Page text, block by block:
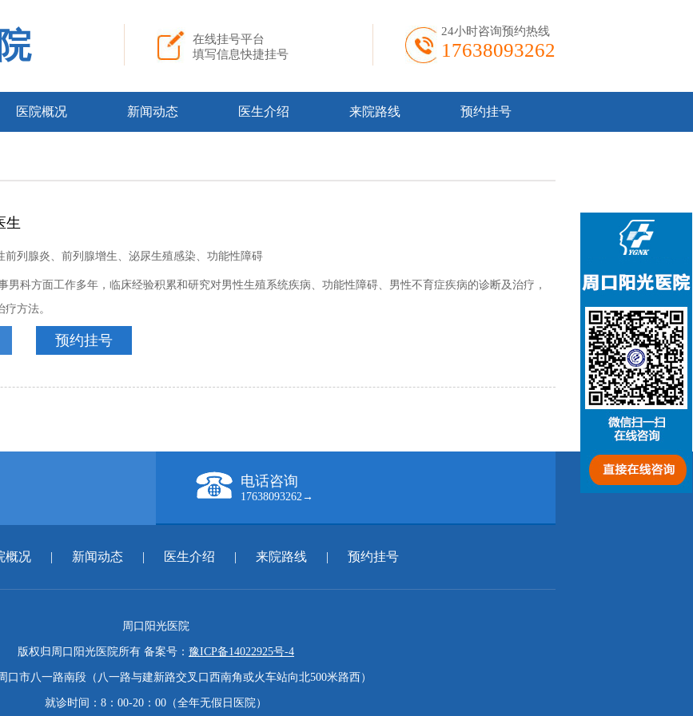
在线挂号平台
填写信息快捷挂号
24小时咨询预约热线
17638093262
医院概况 新闻动态 医生介绍 来院路线 预约挂号
生
前列腺炎、前列腺增生、泌尿生殖感染、功能性障碍
男科方面工作多年，临床经验积累和研究对男性生殖系统疾病、功能性障碍、男性不育症疾病的诊断及治疗，
方法。
预约挂号
电话咨询
17638093262→
概况 | 新闻动态 | 医生介绍 | 来院路线 | 预约挂号
周口阳光医院
版权归周口阳光医院所有 备案号： 豫ICP备14022925号-4
口市八一路南段（八一路与建新路交叉口西南角或火车站向北500米路西）
就诊时间：8：00-20：00（全年无假日医院）